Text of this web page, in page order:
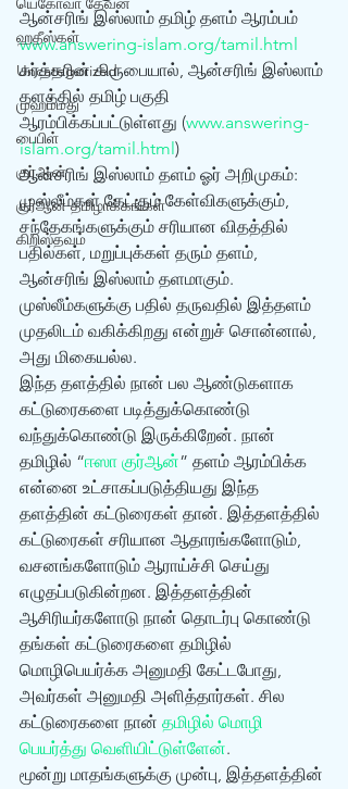
ஹதீஸ்கள்
Uncategorized
முஹம்மது
பைபிள்
குர்‍ஆன்
குர்‍ஆன் தமிழாக்கங்கள்
கிறிஸ்தவம்
ஆன்சரிங் இஸ்லாம் தமிழ் தள‌ம் ஆரம்பம்
www.answering-islam.org/tamil.html
கர்த்தரின் கிருபையால், ஆன்சரிங் இஸ்லாம்
தளத்தில் தமிழ் பகுதி
ஆரம்பிக்கப்பட்டுள்ளது (www.answering-
islam.org/tamil.html)
ஆன்சரிங் இஸ்லாம் தளம் ஓர் அறிமுகம்:
முஸ்லீம்கள் கேட்கும் கேள்விகளுக்கும்,
சந்தேகங்களுக்கும் சரியான விதத்தில்
பதில்கள், மறுப்புக்கள் தரும் தளம்,
ஆன்சரிங் இஸ்லாம் தளமாகும்.
முஸ்லீம்களுக்கு பதில் தருவதில் இத்தளம்
முதலிடம் வகிக்கிறது என்றுச் சொன்னால்,
அது மிகையல்ல.
இந்த தளத்தில் நான் பல ஆண்டுகளாக
கட்டுரைகளை படித்துக்கொண்டு
வந்துக்கொண்டு இருக்கிறேன். நான்
தமிழில் “ஈஸா குர்‍ஆன்” தளம் ஆரம்பிக்க
என்னை உட்சாகப்படுத்தியது இந்த
தளத்தின் கட்டுரைகள் தான். இத்தளத்தில்
கட்டுரைகள் சரியான ஆதாரங்களோடும்,
வசனங்களோடும் ஆராய்ச்சி செய்து
எழுதப்படுகின்றன. இத்தளத்தின்
ஆசிரியர்களோடு நான் தொடர்பு கொண்டு
தங்கள் கட்டுரைகளை தமிழில்
மொழிபெயர்க்க அனுமதி கேட்டபோது,
அவர்கள் அனுமதி அளித்தார்கள். சில
கட்டுரைகளை நான் தமிழில் மொழி
பெயர்த்து வெளியிட்டுள்ளேன்.
மூன்று மாதங்களுக்கு முன்பு, இத்தளத்தின்